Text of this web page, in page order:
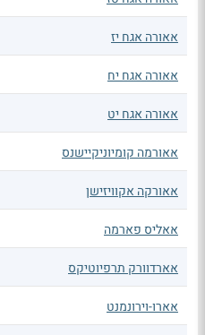
אאורה אגח יז
אאורה אגח יח
אאורה אגח יט
אאורמה קומיוניקיישנס
אאורקה אקוויזישן
אאליס פארמה
אארדוורק תרפיוטיקס
אארו-וירונמנט